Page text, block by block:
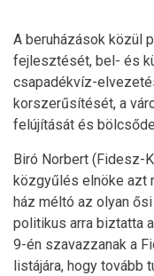
A beruházások közül
fejlesztését, bel- és
csapadékvíz-
korszerűsítését, a
felújítását és
Biró Norbert (Fidesz-
közgyűlés elnöke azt
ház méltó az olyan
politikus arra biztatta
9-én szavazzanak a
listájára, hogy tovább